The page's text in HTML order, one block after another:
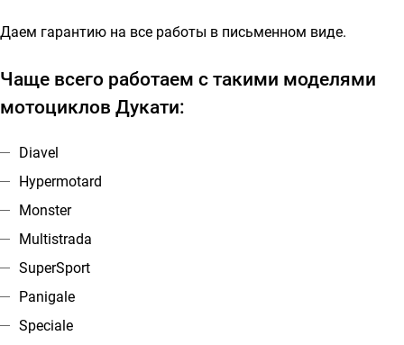
Даем гарантию на все работы в письменном виде.
Чаще всего работаем с такими моделями
мотоциклов Дукати:
Diavel
Hypermotard
Monster
Multistrada
SuperSport
Panigale
Speciale